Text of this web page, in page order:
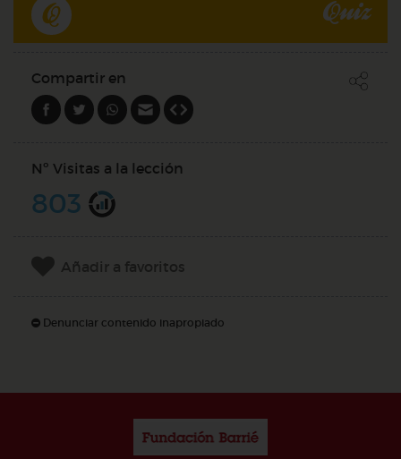
Quiz
Compartir en
Nº Visitas a la lección
803
Añadir a favoritos
Denunciar contenido inapropiado